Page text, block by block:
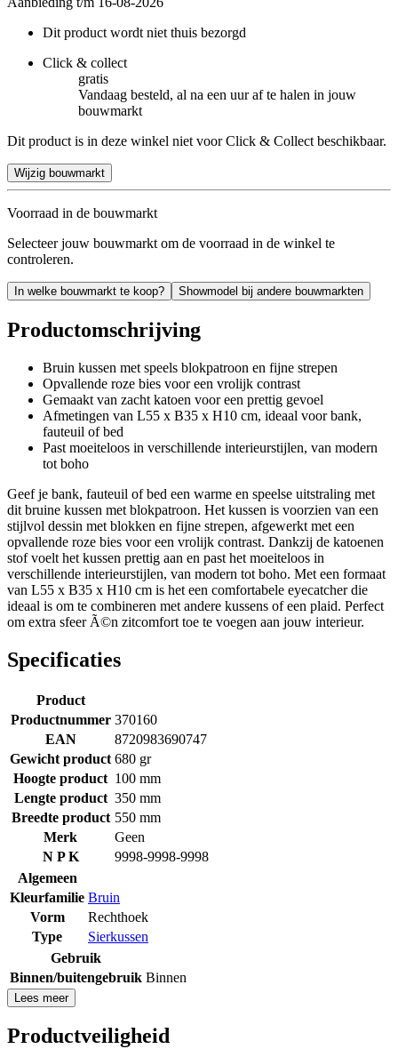
Dit product wordt niet thuis bezorgd
Click & collect
gratis
Vandaag besteld, al na een uur af te halen in jouw
bouwmarkt
Dit product is in deze winkel niet voor Click & Collect beschikbaar.
Wijzig bouwmarkt
Voorraad in de bouwmarkt
Selecteer jouw bouwmarkt om de voorraad in de winkel te
controleren.
In welke bouwmarkt te koop? Showmodel bij andere bouwmarkten
Productomschrijving
Bruin kussen met speels blokpatroon en fijne strepen
Opvallende roze bies voor een vrolijk contrast
Gemaakt van zacht katoen voor een prettig gevoel
Afmetingen van L55 x B35 x H10 cm, ideaal voor bank,
fauteuil of bed
Past moeiteloos in verschillende interieurstijlen, van modern
tot boho
Geef je bank, fauteuil of bed een warme en speelse uitstraling met
dit bruine kussen met blokpatroon. Het kussen is voorzien van een
stijlvol dessin met blokken en fijne strepen, afgewerkt met een
opvallende roze bies voor een vrolijk contrast. Dankzij de katoenen
stof voelt het kussen prettig aan en past het moeiteloos in
verschillende interieurstijlen, van modern tot boho. Met een formaat
van L55 x B35 x H10 cm is het een comfortabele eyecatcher die
ideaal is om te combineren met andere kussens of een plaid. Perfect
om extra sfeer Ã©n zitcomfort toe te voegen aan jouw interieur.
Specificaties
Product
Productnummer 370160
EAN
8720983690747
Gewicht product 680 gr
Hoogte product 100 mm
Lengte product 350 mm
Breedte product 550 mm
Merk
Geen
N P K
9998-9998-9998
Algemeen
Kleurfamilie Bruin
Vorm
Rechthoek
Type
Sierkussen
Gebruik
Binnen/buitengebruik Binnen
Lees meer
Productveiligheid